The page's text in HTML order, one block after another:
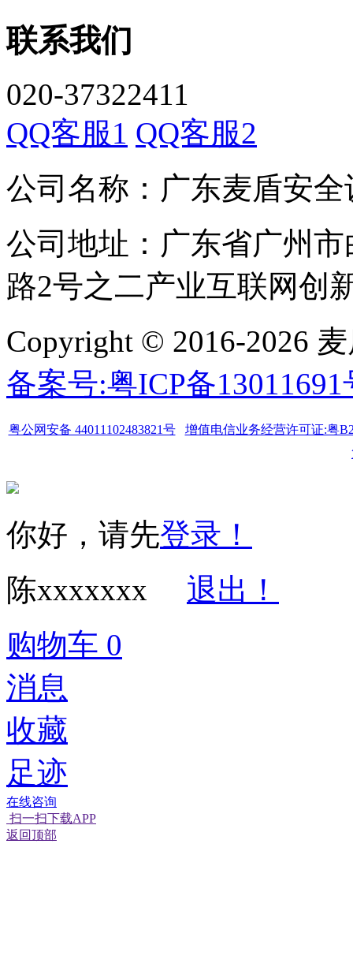
联系我们
020-37322411
QQ客服1 QQ客服2
公司名称：广东麦盾安
公司地址：广东省广州
路2号之二产业互联网创
Copyright © 2016-2026
备案号:粤ICP备13011691
粤公网安备 44011102483821号
增值电信业务经营许可证:粤
你好，请先登录！
陈xxxxxxx
退出！
购物车 0
消息
收藏
足迹
在线咨询
扫一扫下载APP
返回顶部